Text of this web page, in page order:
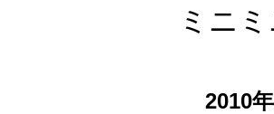
ミニ
2010